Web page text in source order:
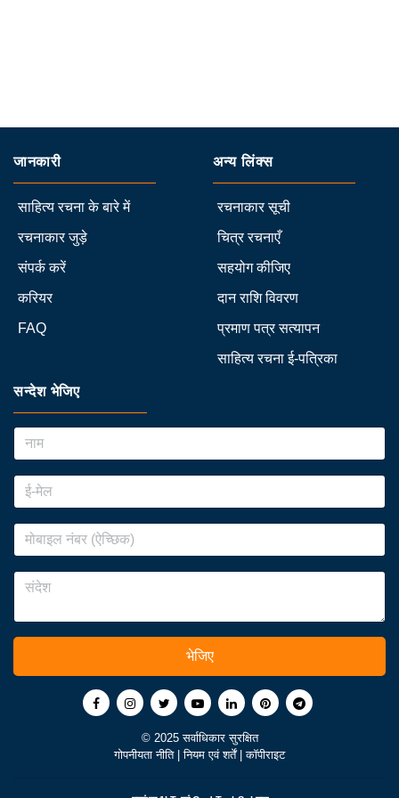
जानकारी
साहित्य रचना के बारे में
रचनाकार जुड़े
संपर्क करें
करियर
FAQ
अन्य लिंक्स
रचनाकार सूची
चित्र रचनाएँ
सहयोग कीजिए
दान राशि विवरण
प्रमाण पत्र सत्यापन
साहित्य रचना ई-पत्रिका
सन्देश भेजिए
भेजिए
© 2025 सर्वाधिकार सुरक्षित
गोपनीयता नीति |नियम एवं शर्तें |कॉपीराइट